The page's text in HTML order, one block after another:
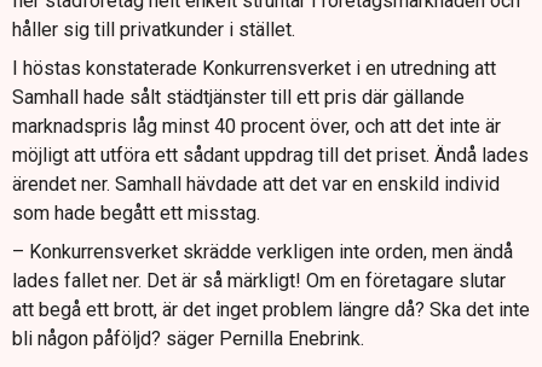
håller sig till privatkunder i stället.
I höstas konstaterade Konkurrensverket i en utredning att
Samhall hade sålt städtjänster till ett pris där gällande
marknadspris låg minst 40 procent över, och att det inte är
möjligt att utföra ett sådant uppdrag till det priset. Ändå lades
ärendet ner. Samhall hävdade att det var en enskild individ
som hade begått ett misstag.
– Konkurrensverket skrädde verkligen inte orden, men ändå
lades fallet ner. Det är så märkligt! Om en företagare slutar
att begå ett brott, är det inget problem längre då? Ska det inte
bli någon påföljd? säger Pernilla Enebrink.